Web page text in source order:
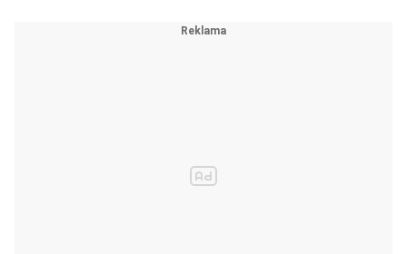
Manboxeo.cz - Prémiové produkty. Originální balení.